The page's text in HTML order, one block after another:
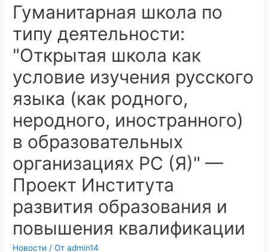
Гуманитарная школа по
типу деятельности:
"Открытая школа как
условие изучения русского
языка (как родного,
неродного, иностранного)
в образовательных
организациях РС (Я)" —
Проект Института
развития образования и
повышения квалификации
Новости / От admin14